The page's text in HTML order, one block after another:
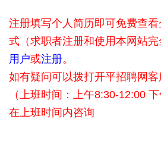
注册填写个人简历即可免费查
式（求职者注册和使用本网站
用户或注册。
如有疑问可以拨打开平招聘网客
（上班时间：上午8:30-12:00
在上班时间内咨询